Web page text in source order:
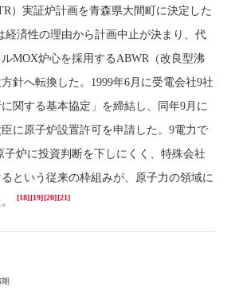
）実証炉計画を青森県大間町に決定した
経済性の理由から計画中止が決まり、代
MOX炉心を採用するABWR（改良型沸
針へ転換した。1999年6月に受電会社9社
関する基本協定」を締結し、同年9月に
に原子炉設置許可を申請した。9電力で
子炉に投資判断を下しにくく、特殊会社
という従来の枠組みが、原子力の領域に
[18][19][20][21]